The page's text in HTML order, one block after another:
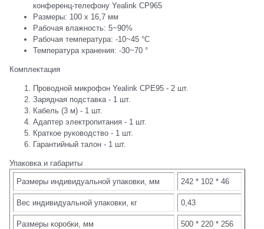
конференц-телефону Yealink CP965
Размеры: 100 x 16,7 мм
Рабочая влажность: 5~90%
Рабочая температура: -10~45 °C
Температура хранения: -30~70 °
Комплектация
Проводной микрофон Yealink CPE95 - 2 шт.
Зарядная подставка - 1 шт.
Кабель (3 м) - 1 шт.
Адаптер электропитания - 1 шт.
Краткое руководство - 1 шт.
Гарантийный талон - 1 шт.
Упаковка и габариты
Размеры индивидуальной упаковки, мм 242 * 102 * 46
Вес индивидуальной упаковки, кг 0,43
Размеры коробки, мм 500 * 220 * 256